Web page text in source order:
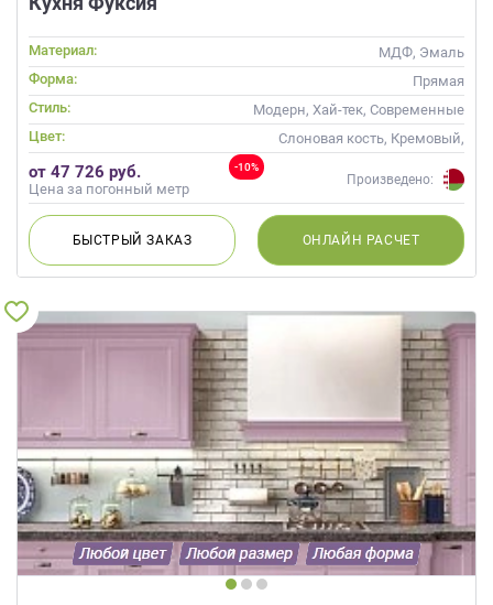
Материал:
МДФ, Эмаль
Форма:
Прямая
Стиль:
Модерн, Хай-тек, Современные
Цвет:
Слоновая кость, Кремовый,
Синий, Голубой
-10%
от 47 726 руб.
Цена за погонный метр
Произведено:
БЫСТРЫЙЗАКАЗ ОНЛАЙН РАСЧЕТ